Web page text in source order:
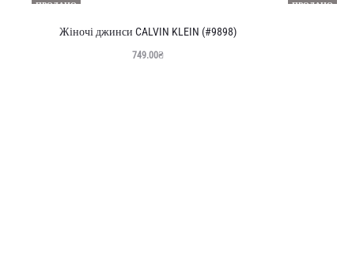
ПРОДАНО
Жіночі джинси CALVIN KLEIN (#9898)
749.00₴
ПРОДАНО